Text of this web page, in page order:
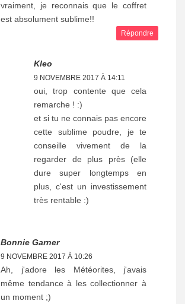
vraiment, je reconnais que le coffret
est absolument sublime!!
Répondre
Kleo
9 NOVEMBRE 2017 À 14:11
oui, trop contente que cela
remarche ! :)
et si tu ne connais pas encore
cette sublime poudre, je te
conseille vivement de la
regarder de plus près (elle
dure super longtemps en
plus, c'est un investissement
très rentable :)
Bonnie Garner
9 NOVEMBRE 2017 À 10:26
Ah, j'adore les Météorites, j'avais
même tendance à les collectionner à
un moment ;)